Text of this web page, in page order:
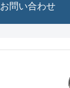
お問い合わせ